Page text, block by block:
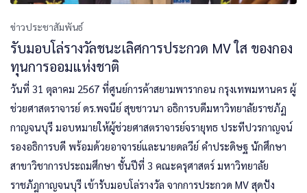
ข่าวประชาสัมพันธ์
รับมอบโล่รางวัลชนะเลิศการประกวด MV ใส ของกอง
ทุนการออมแห่งชาติ
วันที่ 31 ตุลาคม 2567 ที่ศูนย์การค้าสยามพารากอน กรุงเทพมหานคร ผู้
ช่วยศาสตราจารย์ ดร.พจนีย์ สุขชาวนา อธิการบดีมหาวิทยาลัยราชภัฏ
กาญจนบุรี มอบหมายให้ผู้ช่วยศาสตราจารย์จรายุทธ ประทีปวรกาญจน์
รองอธิการบดี พร้อมด้วยอาจารย์และนายดลวีย์ คำประดิษฐ นักศึกษา
สาขาวิชาการประถมศึกษา ชั้นปีที่ 3 คณะครุศาสตร์ มหาวิทยาลัย
ราชภัฎกาญจนบุรี เข้ารับมอบโล่รางวัล จากการประกวด MV สุดปัง